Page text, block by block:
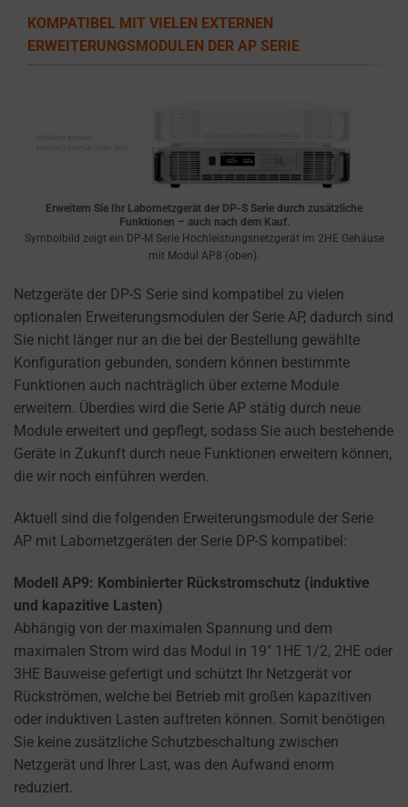
KOMPATIBEL MIT VIELEN EXTERNEN
ERWEITERUNGSMODULEN DER AP SERIE
Erweitern Sie Ihr Labornetzgerät der DP-S Serie durch zusätzliche
Funktionen – auch nach dem Kauf.
Symbolbild zeigt ein DP-M Serie Hochleistungsnetzgerät im 2HE Gehäuse
mit Modul AP8 (oben).
Netzgeräte der DP-S Serie sind kompatibel zu vielen
optionalen Erweiterungsmodulen der Serie AP, dadurch sind
Sie nicht länger nur an die bei der Bestellung gewählte
Konfiguration gebunden, sondern können bestimmte
Funktionen auch nachträglich über externe Module
erweitern. Überdies wird die Serie AP stätig durch neue
Module erweitert und gepflegt, sodass Sie auch bestehende
Geräte in Zukunft durch neue Funktionen erweitern können,
die wir noch einführen werden.
Aktuell sind die folgenden Erweiterungsmodule der Serie
AP mit Labornetzgeräten der Serie DP-S kompatibel:
Modell AP9: Kombinierter Rückstromschutz (induktive
und kapazitive Lasten)
Abhängig von der maximalen Spannung und dem
maximalen Strom wird das Modul in 19″ 1HE 1/2, 2HE oder
3HE Bauweise gefertigt und schützt Ihr Netzgerät vor
Rückströmen, welche bei Betrieb mit großen kapazitiven
oder induktiven Lasten auftreten können. Somit benötigen
Sie keine zusätzliche Schutzbeschaltung zwischen
Netzgerät und Ihrer Last, was den Aufwand enorm
reduziert.
collected,
information
stored
shared.
also
explains
how
you
can
your
preferences.